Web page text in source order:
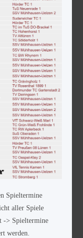
Spieltermine
aller Spiele
-> Spieltermine
werden.